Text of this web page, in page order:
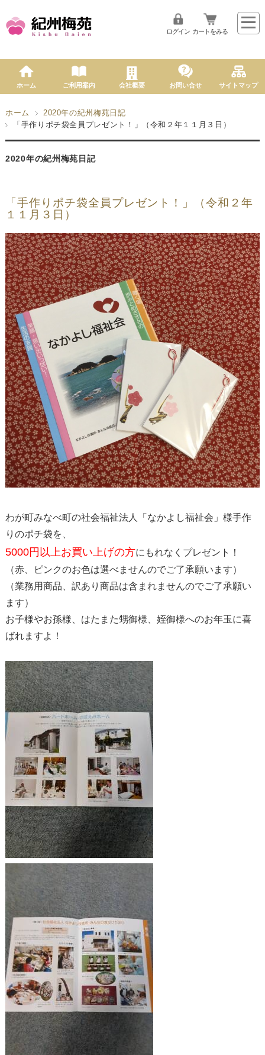
ログイン カートをみる
ホーム ご利用案内 会社概要 お問い合せ サイトマップ
ホーム
2020年の紀州梅苑日記
「手作りポチ袋全員プレゼント！」（令和２年１１月３日）
2020年の紀州梅苑日記
「手作りポチ袋全員プレゼント！」（令和２年
１１月３日）
わが町みなべ町の社会福祉法人「なかよし福祉会」様手作
りのポチ袋を、
5000円以上お買い上げの方にもれなくプレゼント！
（赤、ピンクのお色は選べませんのでご了承願います）
（業務用商品、訳あり商品は含まれませんのでご了承願い
ます）
お子様やお孫様、はたまた甥御様、姪御様へのお年玉に喜
ばれますよ！